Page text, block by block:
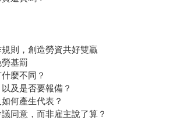
則，創造勞資共好雙贏
勞基罰
麼不同？
及是否要報備？
何產生代表？
同意，而非雇主說了算？